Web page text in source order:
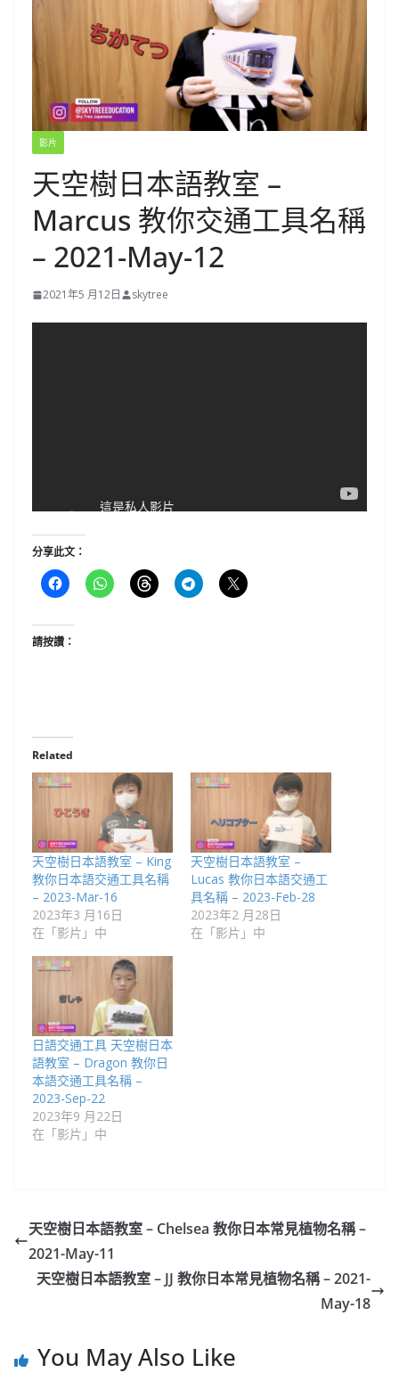
影片
天空樹日本語教室 –
Marcus 教你交通工具名稱
– 2021-May-12
2021年5 月12日 skytree
分享此文：
請按讚：
Related
天空樹日本語教室 – King
教你日本語交通工具名稱
– 2023-Mar-16
2023年3 月16日
在「影片」中
天空樹日本語教室 –
Lucas 教你日本語交通工
具名稱 – 2023-Feb-28
2023年2 月28日
在「影片」中
日語交通工具 天空樹日本
語教室 – Dragon 教你日
本語交通工具名稱 –
2023-Sep-22
2023年9 月22日
在「影片」中
天空樹日本語教室 – Chelsea​ 教你日本常見植物名稱 –
2021-May-11
天空樹日本語教室 – JJ​ 教你日本常見植物名稱 – 2021-
May-18
You May Also Like